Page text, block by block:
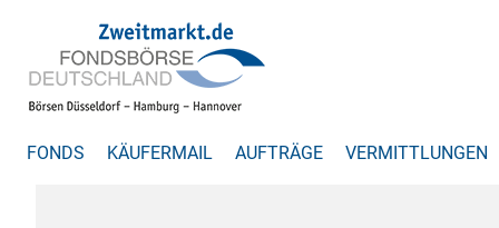
FONDS KÄUFERMAIL AUFTRÄGE VERMITTLUNGEN